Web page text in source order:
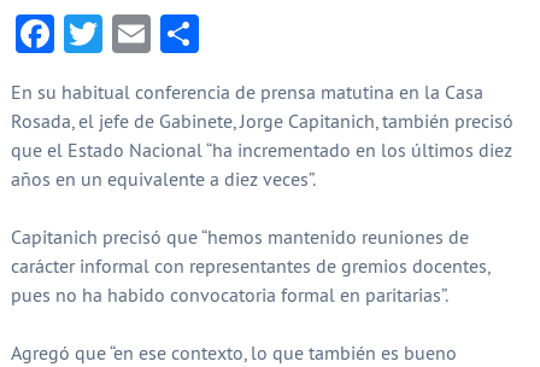
Facebook
Twitter
EmailCompartir
En su habitual conferencia de prensa matutina en la Casa
Rosada, el jefe de Gabinete, Jorge Capitanich, también precisó
que el Estado Nacional “ha incrementado en los últimos diez
años en un equivalente a diez veces”.
Capitanich precisó que “hemos mantenido reuniones de
carácter informal con representantes de gremios docentes,
pues no ha habido convocatoria formal en paritarias”.
Agregó que “en ese contexto, lo que también es bueno